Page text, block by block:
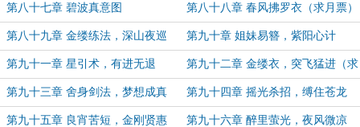
票）
第八十七章 碧波真意图 第八十八章 春风拂罗衣（求月票）
第八十九章 金缕练法，深山夜巡 第九十章 姐妹易簪，紫阳心计
第九十一章 星引术，有进无退 第九十二章 金缕衣，突飞猛进（求
月票）
第九十三章 舍身剑法，梦想成真 第九十四章 摇光杀招，缚住苍龙
（求月票）
第九十五章 良宵苦短，金刚贤惠 第九十六章 醉里萤光，夜风微凉